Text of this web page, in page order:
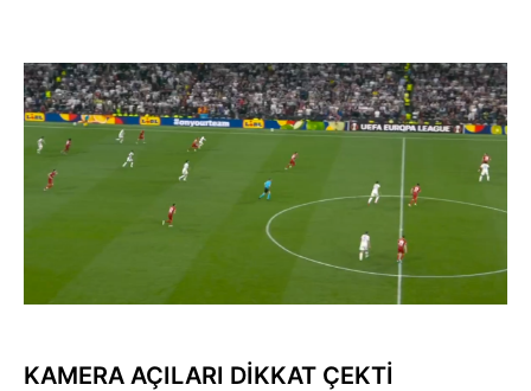
KAMERA AÇILARI DİKKAT ÇEKTİ